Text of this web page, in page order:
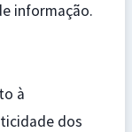
informação.
à
dos